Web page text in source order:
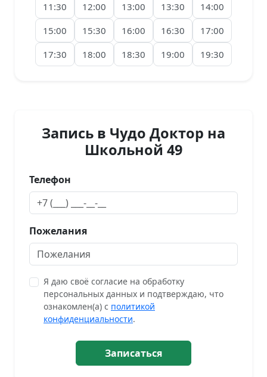
11:30 12:00 13:00 13:30
14:00
15:00
15:30 16:00 16:30
17:00
17:30
18:00 18:30 19:00 19:30
Запись в Чудо Доктор на
Школьной 49
Телефон
Пожелания
Я даю своё согласие на обработку
персональных данных и подтверждаю, что
ознакомлен(а) с политикой
конфиденциальности.
Записаться